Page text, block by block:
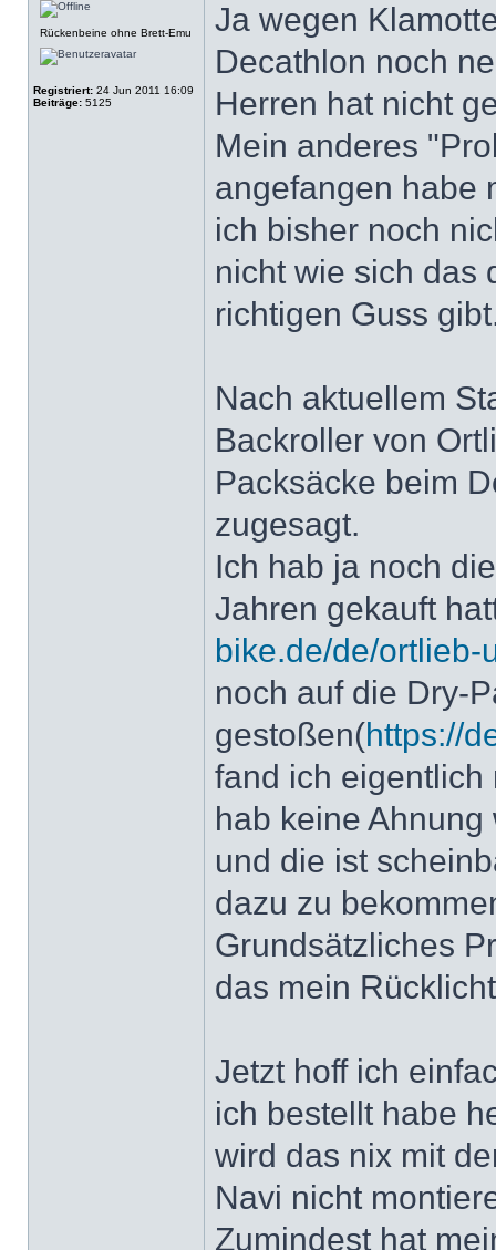
Rückenbeine ohne Brett-Emu
Registriert: 24 Jun 2011 16:09
Beiträge: 5125
Ja wegen
Decathlon noch
Herren hat nicht
Mein anderes
angefangen habe
ich bisher noch
nicht wie sich das
richtigen Guss
Nach aktuellem
Backroller von
Packsäcke beim
zugesagt.
Ich hab ja noch
Jahren gekauft
bike.de/de/ortlieb-
noch auf die Dry-
gestoßen(https://
fand ich eigentlich
hab keine
und die ist
dazu zu
Grundsätzliches
das mein
Jetzt hoff ich
ich bestellt habe
wird das nix mit
Navi nicht
Zumindest hat